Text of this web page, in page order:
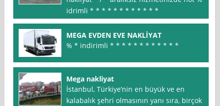
idrimli * * * * * * * * * * * *
MEGA EVDEN EVE NAKLİYAT
% * indirimli * * * * * * * * * * * *
Mega nakliyat
İstanbul, Türkiye’nin en büyük ve en
kalabalık şehri olmasının yanı sıra, birçok